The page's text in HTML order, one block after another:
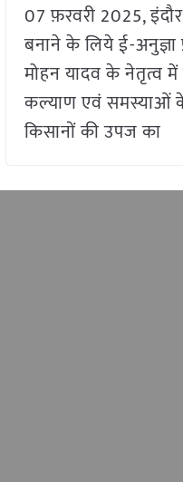
07 फ़रवरी 2025,
बनाने के लिये ई-अनुज्ञा
मोहन यादव के नेतृत्व में
कल्याण एवं समस्याओं के
किसानों की उपज का